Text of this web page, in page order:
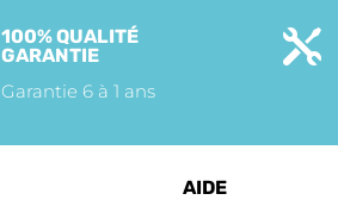
100% QUALITÉ
GARANTIE
Garantie 6 à 1 ans

AIDE